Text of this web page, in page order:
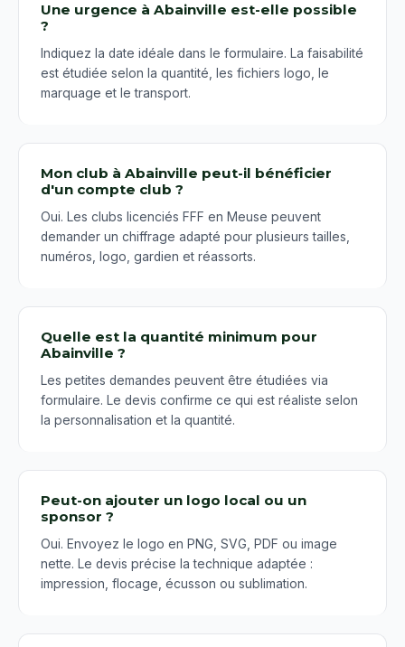
Une urgence à Abainville est-elle possible
?
Indiquez la date idéale dans le formulaire. La faisabilité
est étudiée selon la quantité, les fichiers logo, le
marquage et le transport.
Mon club à Abainville peut-il bénéficier
d'un compte club ?
Oui. Les clubs licenciés FFF en Meuse peuvent
demander un chiffrage adapté pour plusieurs tailles,
numéros, logo, gardien et réassorts.
Quelle est la quantité minimum pour
Abainville ?
Les petites demandes peuvent être étudiées via
formulaire. Le devis confirme ce qui est réaliste selon
la personnalisation et la quantité.
Peut-on ajouter un logo local ou un
sponsor ?
Oui. Envoyez le logo en PNG, SVG, PDF ou image
nette. Le devis précise la technique adaptée :
impression, flocage, écusson ou sublimation.